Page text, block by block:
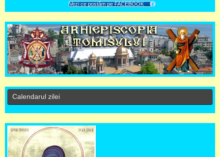
Vezi ce postăm pe FACEBOOK
Calendarul zilei